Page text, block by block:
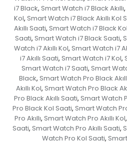
i7 Black, Smart Watch i7 Black Akıllı,
Kol, Smart Watch i7 Black Akıllı Kol
Akıllı Saati, Smart Watch i7 Black Kol
Saati, Smart Watch i7 Black Saati,
Watch i7 Akıllı Kol, Smart Watch i7
i7 Akıllı Saati, Smart Watch i7 Kol,
Smart Watch i7 Saati, Smart
Black, Smart Watch Pro Black
Akıllı Kol, Smart Watch Pro Black
Pro Black Akıllı Saati, Smart Watch
Pro Black Kol Saati, Smart Watch
Pro Akıllı, Smart Watch Pro Akıllı Kol,
Saati, Smart Watch Pro Akıllı Saati,
Watch Pro Kol Saati,